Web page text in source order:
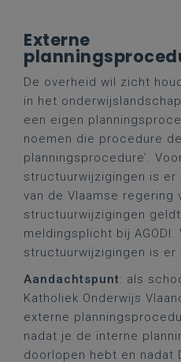
Externe
De overheid wil zicht
in het
een eigen
noemen die procedure
planningsprocedure’.
structuurwijzigingen is er
van de Vlaamse regering
structuurwijzigingen
meldingsplicht bij AGODI.
structuurwijzigingen is
Aandachtspunt: als
Katholiek Onderwijs
externe
nadat je de interne
doorlopen hebt en nadat